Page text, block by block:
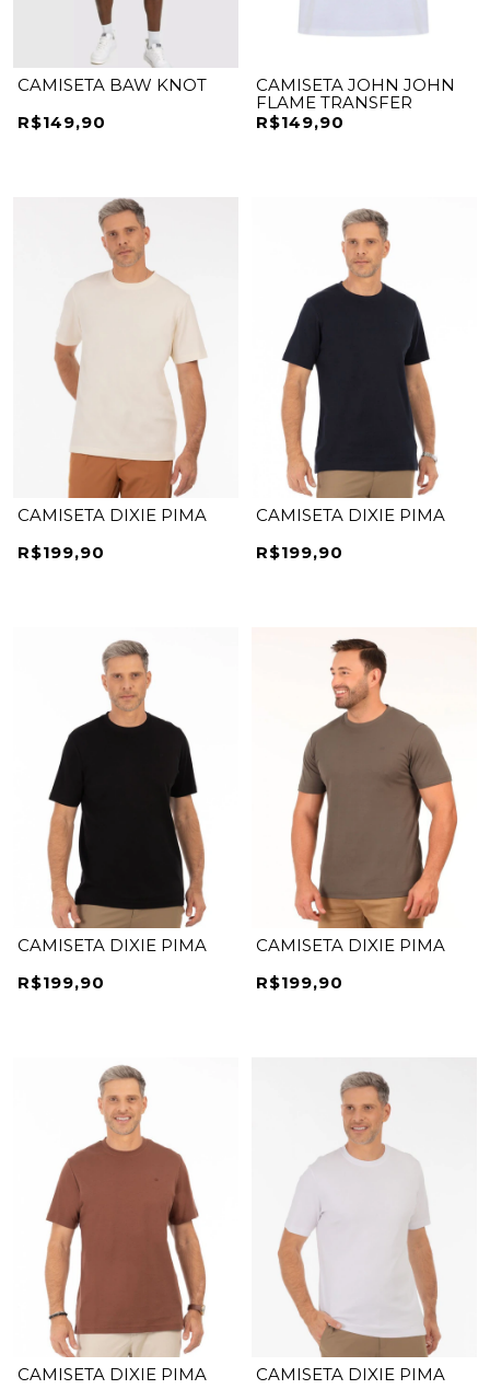
CAMISETA BAW KNOT
R$149,90
CAMISETA JOHN JOHN
FLAME TRANSFER
R$149,90
CAMISETA DIXIE PIMA
R$199,90
CAMISETA DIXIE PIMA
R$199,90
CAMISETA DIXIE PIMA
R$199,90
CAMISETA DIXIE PIMA
R$199,90
CAMISETA DIXIE PIMA
CAMISETA DIXIE PIMA